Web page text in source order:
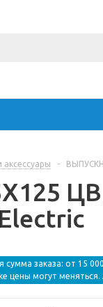
-
сумма заказа: от 15
цены могут